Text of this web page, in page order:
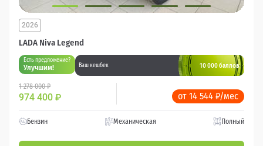
LADA Niva Legend
2026
Есть предложение?
Улучшим! Ваш кешбек 10 000 баллов
1 278 000 ₽
974 400 ₽ от 14 544 ₽/мес
Бензин Механическая Полный